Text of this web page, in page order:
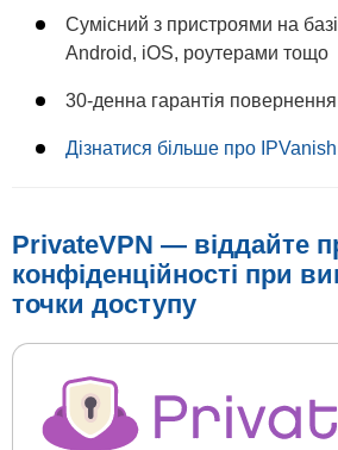
Сумісний з пристроями на
Android, iOS, роутерами тощо
30-денна гарантія повернення
Дізнатися більше про IPVanish
PrivateVPN — віддайте
конфіденційності при
точки доступу